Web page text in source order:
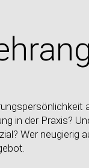
in der Praxis?
Wer neugierig